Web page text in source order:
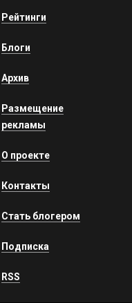
Рейтинги
Блоги
Архив
Размещение
рекламы
О проекте
Контакты
Стать блогером
Подписка
RSS